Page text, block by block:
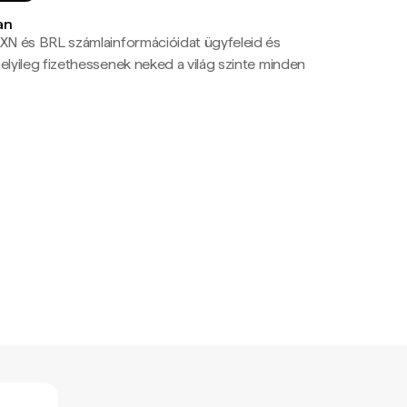
és BRL számlainformációidat ügyfeleid és
fizethessenek neked a világ szinte minden